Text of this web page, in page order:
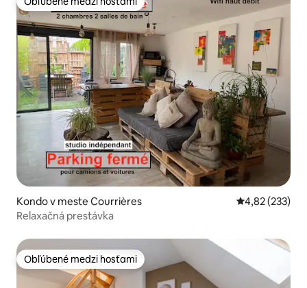
Obľúbené medzi hosťami
Kondo v meste Courrières Priemerné
4,82 (233)
Relaxačná prestávka
Obľúbené medzi hosťami
Obľúbené medzi hosťami